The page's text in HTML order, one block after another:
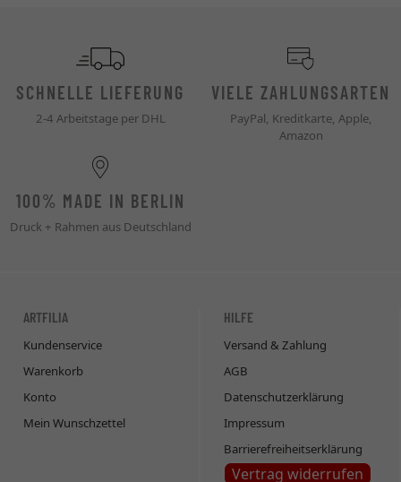
SCHNELLE LIEFERUNG
2-4 Arbeitstage per DHL
VIELE ZAHLUNGSARTEN
PayPal, Kreditkarte, Apple,
Amazon
100% MADE IN BERLIN
Druck + Rahmen aus Deutschland
ARTFILIA
Kundenservice
Warenkorb
Konto
Mein Wunschzettel
HILFE
Versand & Zahlung
AGB
Datenschutzerklärung
Impressum
Barrierefreiheitserklärung
Vertrag widerrufen